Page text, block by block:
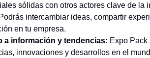
sólidas con otros actores clave de
intercambiar ideas, compartir
en tu empresa.
a información y tendencias: Expo Pack
innovaciones y desarrollos en el